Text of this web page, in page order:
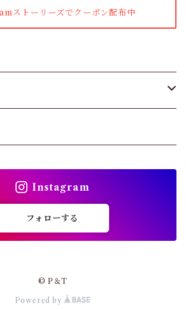
ッパー
ストーリーズでクーポン配布中
Instagram
フォローする
© P＆T
Powered by